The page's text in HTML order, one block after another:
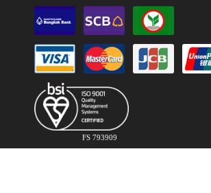
FS 793909